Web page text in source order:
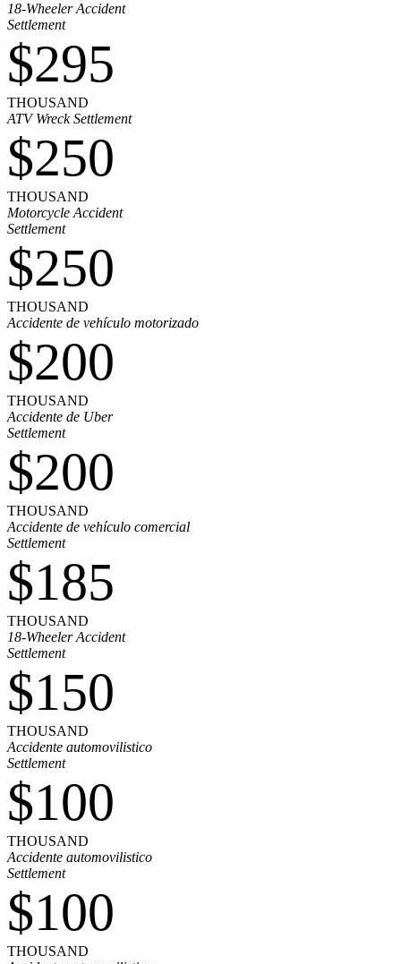
18-Wheeler Accident
Settlement
$295
THOUSAND
ATV Wreck Settlement
$250
THOUSAND
Motorcycle Accident
Settlement
$250
THOUSAND
Accidente de vehículo motorizado
$200
THOUSAND
Accidente de Uber
Settlement
$200
THOUSAND
Accidente de vehículo comercial
Settlement
$185
THOUSAND
18-Wheeler Accident
Settlement
$150
THOUSAND
Accidente automovilistico
Settlement
$100
THOUSAND
Accidente automovilistico
Settlement
$100
THOUSAND